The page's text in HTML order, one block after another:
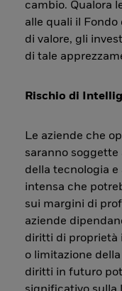
cambio. Qualora
alle quali il Fondo
di valore, gli
di tale
Rischio di
Le aziende che
saranno soggette
della tecnologia
intensa che
sui margini di
aziende
diritti di proprietà
o limitazione
diritti in futuro